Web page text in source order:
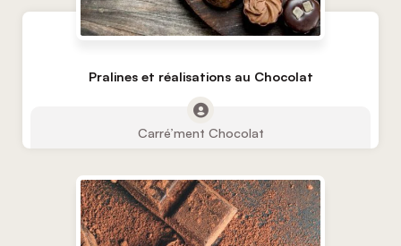
Pralines et réalisations au Chocolat
Carré’ment Chocolat